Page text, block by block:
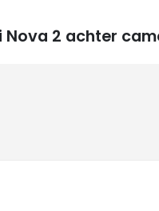
Nova 2 achter